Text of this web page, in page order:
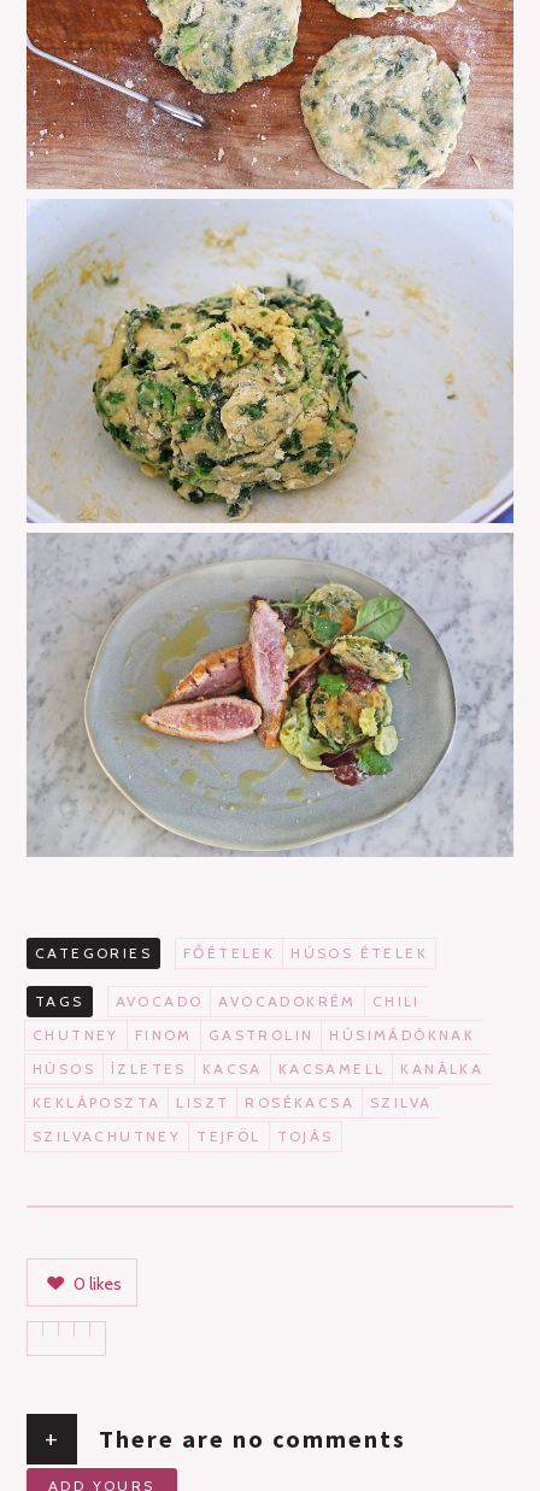
CATEGORIES FŐÉTELEK HÚSOS ÉTELEK
TAGS AVOCADO AVOCADOKRÉM
CHILI
CHUTNEY
FINOM GASTROLIN
HÚSIMÁDÓKNAK
HÚSOS
ÍZLETES KACSA KACSAMELL
KANÁLKA
KEKLÁPOSZTA
LISZT ROSÉKACSA
SZILVA
SZILVACHUTNEY
TEJFÖL TOJÁS
0 likes
+ There are no comments
ADD YOURS